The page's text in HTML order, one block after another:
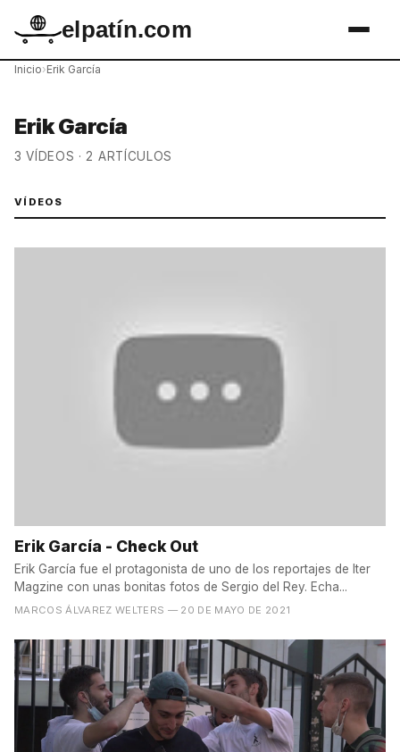
elpatín.com
Inicio›Erik García
Erik García
3 VÍDEOS · 2 ARTÍCULOS
VÍDEOS
Erik García - Check Out
Erik García fue el protagonista de uno de los reportajes de Iter
Magzine con unas bonitas fotos de Sergio del Rey. Echa...
MARCOS ÁLVAREZ WELTERS — 20 DE MAYO DE 2021